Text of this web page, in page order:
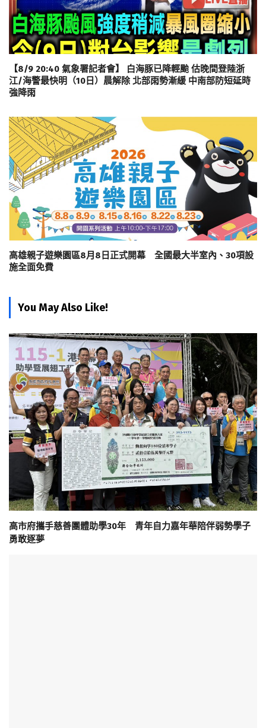
【8/9 20:40 氣象署記者會】 白海豚已降輕颱 估晚間登陸浙
江/海警最快明（10日）晨解除 北部雨勢漸緩 中南部防短延時
強降雨
高雄親子遊樂園區8月8日正式開幕 全國最大半室內、30項設
施全面免費
You May Also Like!
高市府攜手慈善團體助學30年 青年自力嘉年華陪伴弱勢學子
勇敢逐夢